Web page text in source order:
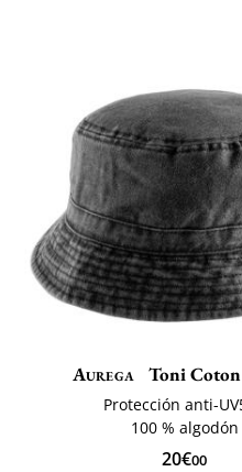
Aurega Toni Coton
Protección anti-
100 % algodón
20€00